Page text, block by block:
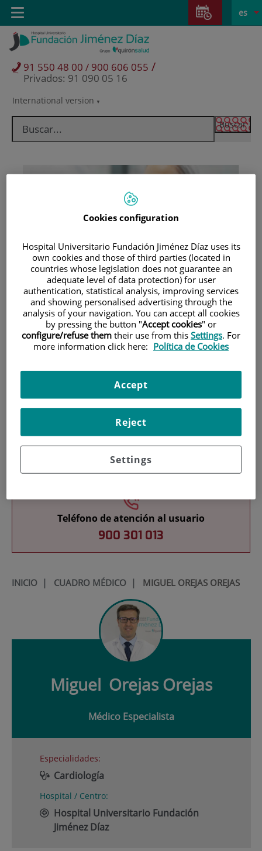
Saltar al contenido
Saltar
contenido
Selector
idioma
activo
es
International version
91 550 48 00 / 900 606 055 /
Privados: 91 090 05 16
Toggle
navigation
Pacientes y visitantes
Investigación
Teléfono de atención al usuario
900 301 013
INICIO| CUADRO MÉDICO| MIGUEL OREJAS OREJAS
Miguel Orejas Orejas
Médico Especialista
Especialidades:
Cardiología
Hospital / Centro:
Hospital Universitario Fundación
Jiménez Díaz
Cookies configuration
Hospital Universitario Fundación Jiménez Díaz uses its
own cookies and those of third parties (located in
countries whose legislation does not guarantee an
adequate level of data protection) for user
authentication, statistical analysis, improving services
and showing personalised advertising through the
analysis of your navigation. You can accept all cookies
by pressing the button "Accept cookies" or
configure/refuse them their use from this Settings. For
more information click here: Política de Cookies
Settings
Reject
Accept